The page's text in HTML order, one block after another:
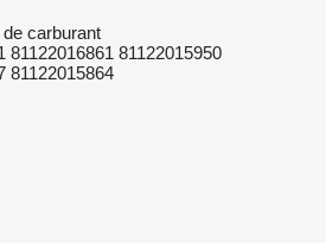
carburant
81122016861 81122015950
81122015864